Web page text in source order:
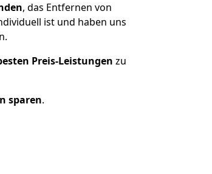
, das Entfernen von
ist und haben uns
Preis-Leistungen zu
sparen.